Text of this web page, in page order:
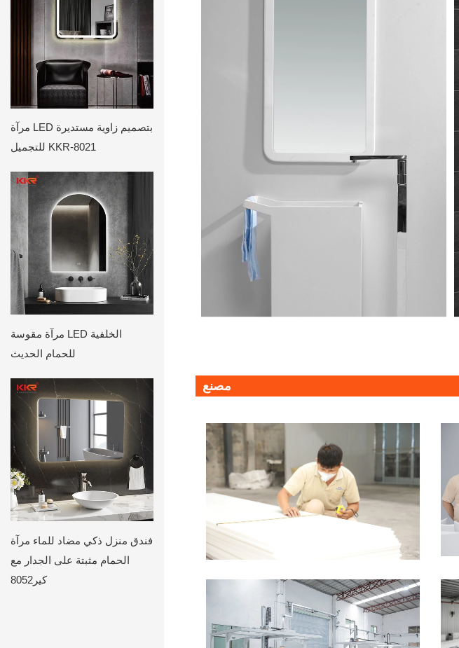
مرآة LED بتصميم زاوية مستديرة
للتجميل KKR-8021
مرآة مقوسة LED الخلفية
للحمام الحديث
فندق منزل ذكي مضاد للماء مرآة
الحمام مثبتة على الجدار مع
كير8052
مصنع